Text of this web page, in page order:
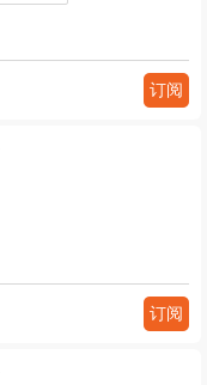
订阅
订阅